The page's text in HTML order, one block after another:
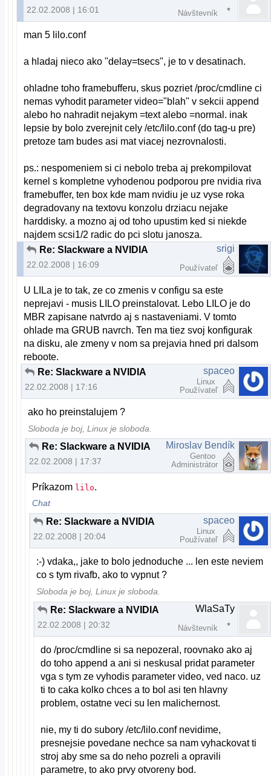
22.02.2008 | 16:01 Návštevník
man 5 lilo.conf
a hladaj nieco ako "delay=tsecs", je to v desatinach.
ohladne toho framebufferu, skus pozriet /proc/cmdline ci
nemas vyhodit parameter video="blah" v sekcii append
alebo ho nahradit nejakym =text alebo =normal. inak
lepsie by bolo zverejnit cely /etc/lilo.conf (do tag-u pre)
pretoze tam budes asi mat viacej nezrovnalosti.
ps.: nespomeniem si ci nebolo treba aj prekompilovat
kernel s kompletne vyhodenou podporou pre nvidia riva
framebuffer, ten box kde mam nvidiu je uz vyse roka
degradovany na textovu konzolu drziacu nejake
harddisky. a mozno aj od toho upustim ked si niekde
najdem scsi1/2 radic do pci slotu janosza.
Re: Slackware a NVIDIA
22.02.2008 | 16:09
srigi
Používateľ
U LILa je to tak, ze co zmenis v configu sa este
neprejavi - musis LILO preinstalovat. Lebo LILO je do
MBR zapisane natvrdo aj s nastaveniami. V tomto
ohlade ma GRUB navrch. Ten ma tiez svoj konfigurak
na disku, ale zmeny v nom sa prejavia hned pri dalsom
reboote.
Re: Slackware a NVIDIA
22.02.2008 | 17:16
spaceo
Linux
Používateľ
ako ho preinstalujem ?
Sloboda je boj, Linux je sloboda.
Re: Slackware a NVIDIA
22.02.2008 | 17:37
Miroslav Bendík
Gentoo
Administrátor
Príkazom lilo.
Chat
Re: Slackware a NVIDIA
22.02.2008 | 20:04
spaceo
Linux
Používateľ
:-) vdaka,, jake to bolo jednoduche ... len este neviem
co s tym rivafb, ako to vypnut ?
Sloboda je boj, Linux je sloboda.
Re: Slackware a NVIDIA
22.02.2008 | 20:32
WlaSaTy
Návštevník
do /proc/cmdline si sa nepozeral, roovnako ako aj
do toho append a ani si neskusal pridat parameter
vga s tym ze vyhodis parameter video, ved naco. uz
ti to caka kolko chces a to bol asi ten hlavny
problem, ostatne veci su len malichernost.
nie, my ti do subory /etc/lilo.conf nevidime,
presnejsie povedane nechce sa nam vyhackovat ti
stroj aby sme sa do neho pozreli a opravili
parametre, to ako prvy otvoreny bod.